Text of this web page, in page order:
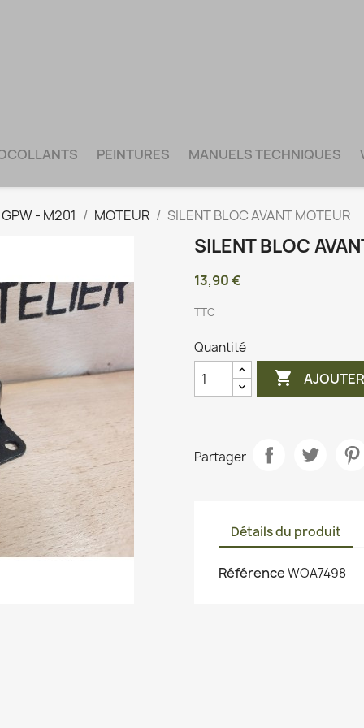
PEINTURES MANUELS TECHNIQUES
- M201 MOTEUR SILENT BLOC AVANT MOTEUR
SILENT BLOC
13,90 €
TTC
Quantité

Partager
Détails du produit
RéférenceWOA7498